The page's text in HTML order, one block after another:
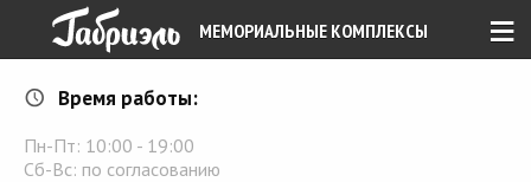
≡
МЕМОРИАЛЬНЫЕ КОМПЛЕКСЫ
Время работы:
Пн-Пт: 10:00 - 19:00
Сб-Вс: по согласованию